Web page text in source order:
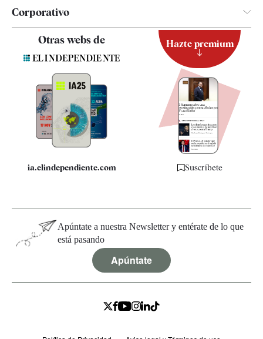
Corporativo
Quiénes somos
Especificaciones
Otras webs de
ia.elindependiente.com
Hazte premium
Suscríbete
Apúntate a nuestra Newsletter y entérate de lo que
está pasando
Apúntate